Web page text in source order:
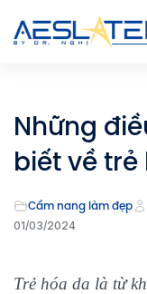
Những
biết về
Cẩm nang làm đẹp
01/03/2024
Trẻ hóa da là từ